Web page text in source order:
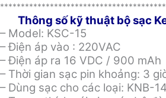
Thông số kỹ thuật bộ sạc
– Model: KSC-15
– Điện áp vào : 220VAC
– Điện áp ra 16 VDC / 900 mAh
– Thời gian sạc pin khoảng: 3
– Dùng sạc cho các loại: KNB-